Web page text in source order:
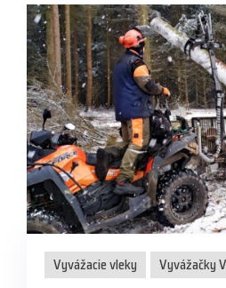
Vyvážacie vleky
Vyvážačky